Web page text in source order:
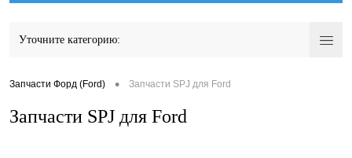
Уточните категорию:
Запчасти Форд (Ford) • Запчасти SPJ для Ford
Запчасти SPJ для Ford